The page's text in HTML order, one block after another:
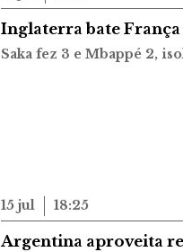
Inglaterra bate França
Saka fez 3 e Mbappé 2,
15 jul 18:25
Argentina aproveita